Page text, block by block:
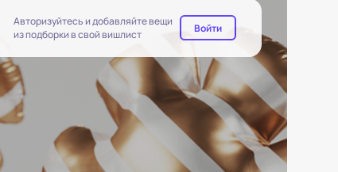
Авторизуйтесь и добавляйте вещи
из подборки в свой вишлист
Войти